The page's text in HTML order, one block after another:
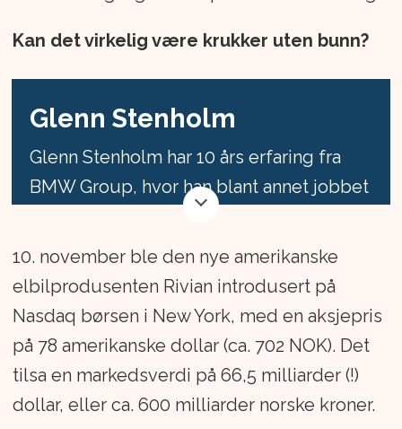
Kan det virkelig være krukker uten bunn?
Glenn Stenholm
Glenn Stenholm har 10 års erfaring fra
BMW Group, hvor han blant annet jobbet
Stockholm. I perioden 2004 til 2008 var
han administrerende direktør for
Stenshagen Bil.
Har de siste 5 årene jobbet som
selvstendig transaksjonsrådgiver og er
daglig leder for Toyota Forhandler
10. november ble den nye amerikanske
elbilprodusenten Rivian introdusert på
Nasdaq børsen i New York, med en aksjepris
på 78 amerikanske dollar (ca. 702 NOK). Det
tilsa en markedsverdi på 66,5 milliarder (!)
dollar, eller ca. 600 milliarder norske kroner.